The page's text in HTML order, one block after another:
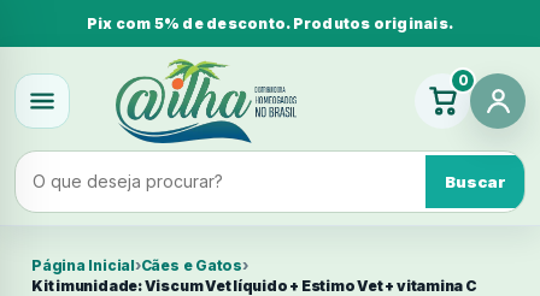
Pix com 5% de desconto. Produtos originais.
Buscar
0
Página Inicial›Cães e Gatos›
Kit imunidade: Viscum Vet líquido + Estimo Vet + vitamina C